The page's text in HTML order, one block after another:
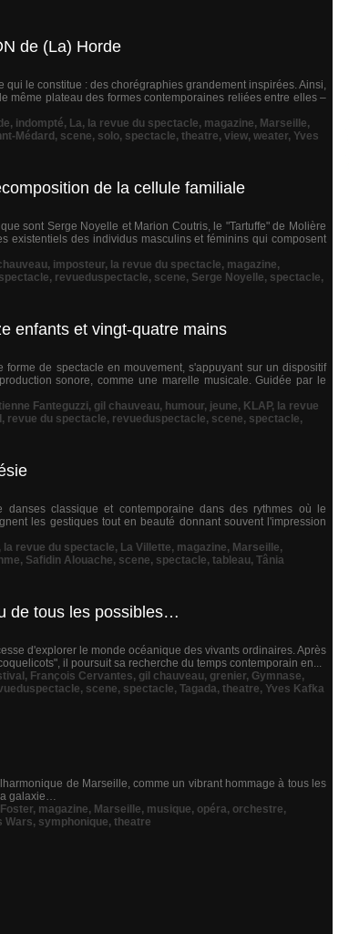
de (La) Horde
le constitue : des chorégraphies grandement inspirées. Ainsi,
même plateau des formes contemporaines reliées entre elles –
, indompté, La, la revue du spectacle, magazine, Marseille,
Médard , scene, solo, spectacle, theatre, view, weater, Yves
de la cellule familiale
sont Serge Noyelle et Marion Coutris, le "Tartuffe" de Molière
existentiels des individus masculins et féminins qui composent
, imposteur, la revue du spectacle, magazine,
, revueduspectacle, scene, Serge Noyelle, spectacle,
enfants et vingt-quatre mains
de spectacle en mouvement, s'appuyant sur un dispositif
sonore, comme une marelle musicale. Guidée par le
Fanteguzzi, gil chauveau, humour, jeune, KLAP, la revue
, revue du spectacle, revueduspectacle, scene, spectacle,
classique et contemporaine dans des rythmes où le
les gestiques tout en beauté donnant souvent l'impression
, la revue du spectacle, La Villette, magazine, Marseille,
, Safidin Alouache, scene, spectacle, tableau, Tânia
de tous les possibles…
d'explorer le monde océanique des vivants ordinaires. Après
il poursuit sa recherche du temps contemporain en...
, François Cervantes, gil chauveau, grenier, Gymnase,
, scene, spectacle, Tagada, theatre, Yves Kafka
de Marseille, comme un vibrant hommage à tous les
galaxie…
, magazine, Marseille, musique, opéra, orchestre,
Wars, symphonique, theatre